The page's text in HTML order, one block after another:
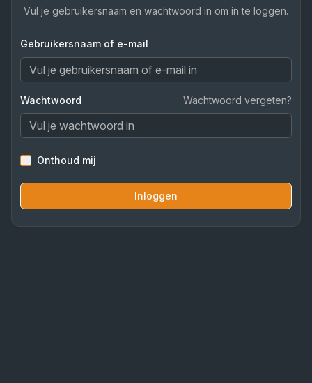
Vul je gebruikersnaam en wachtwoord in om in te loggen.
Gebruikersnaam of e-mail
Wachtwoord Wachtwoord vergeten?
Onthoud mij
Inloggen